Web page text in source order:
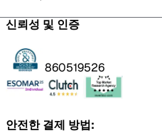
신뢰성 및 인증
860519526
안전한 결제 방법: